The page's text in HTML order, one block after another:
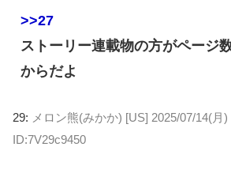
>>27
ストーリー連載物の方がページ
からだよ
29: メロン熊(みかか) [US] 2025/07/14(月
ID:7V29c9450